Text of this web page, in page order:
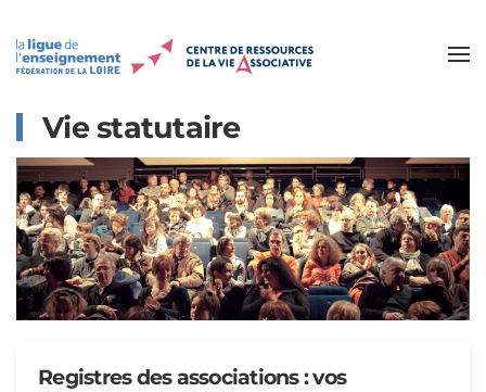
Accéder au contenu principal
Vie statutaire
Registres des associations : vos